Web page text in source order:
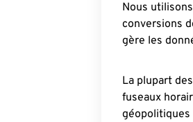
Nous
conversions
gère les
La plupart
fuseaux
géopolitiques